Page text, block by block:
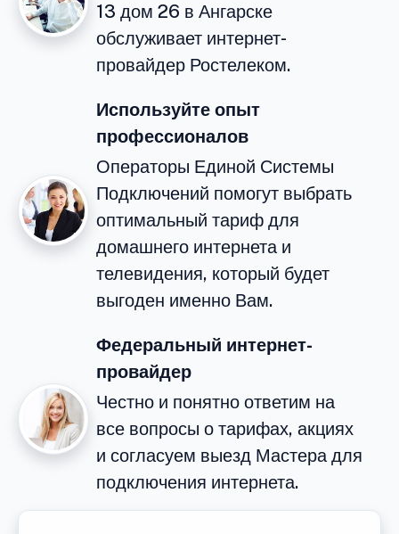
13 дом 26 в Ангарске
обслуживает интернет-
провайдер Ростелеком.
Используйте опыт
профессионалов
Операторы Единой Системы
Подключений помогут выбрать
оптимальный тариф для
домашнего интернета и
телевидения, который будет
выгоден именно Вам.
Федеральный интернет-
провайдер
Честно и понятно ответим на
все вопросы о тарифах, акциях
и согласуем выезд Мастера для
подключения интернета.